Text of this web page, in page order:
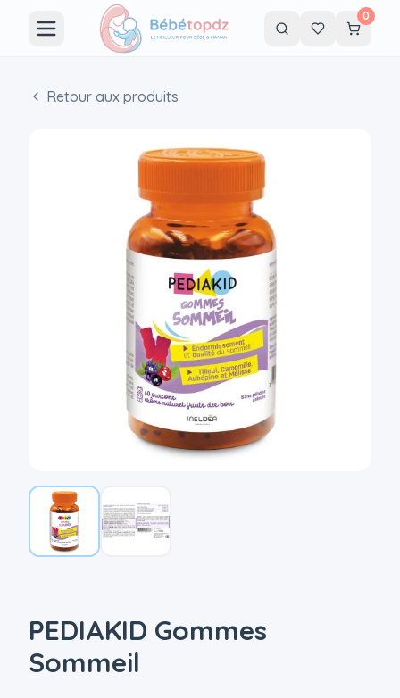
0
Retour aux produits
PEDIAKID Gommes
Sommeil